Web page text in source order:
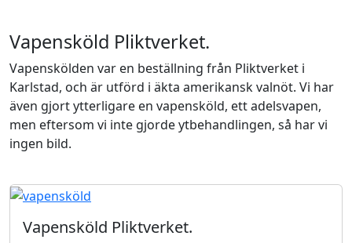
Vapensköld Pliktverket.
Vapenskölden var en beställning från Pliktverket i
Karlstad, och är utförd i äkta amerikansk valnöt. Vi har
även gjort ytterligare en vapensköld, ett adelsvapen,
men eftersom vi inte gjorde ytbehandlingen, så har vi
ingen bild.
Vapensköld Pliktverket.